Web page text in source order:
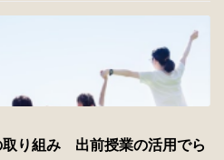
取り組み 出前授業の活用でら